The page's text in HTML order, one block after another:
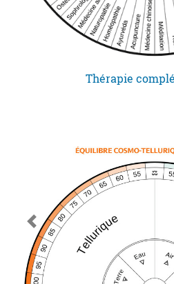
Thérapie